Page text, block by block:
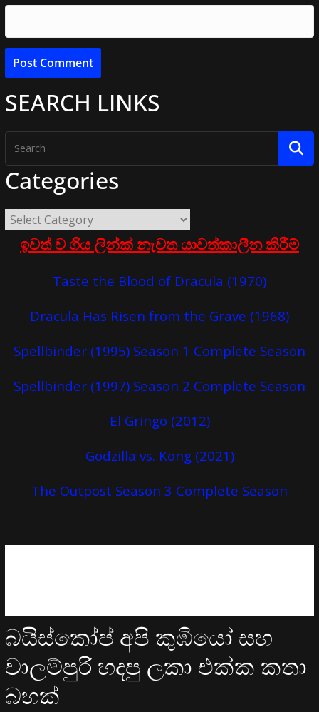
SEARCH LINKS
Categories
ඉවත් ව ගිය ලින්ක් නැවත යාවත්කාලීන කිරීම්
Taste the Blood of Dracula (1970)
Dracula Has Risen from the Grave (1968)
Spellbinder (1995) Season 1 Complete Season
Spellbinder (1997) Season 2 Complete Season
El Gringo (2012)
Godzilla vs. Kong (2021)
The Outpost Season 3 Complete Season
බයිස්කෝප් අපි කුඹියෝ සහ
වාලම්පුරි හදපු ලකා එක්ක කතා
බහක්